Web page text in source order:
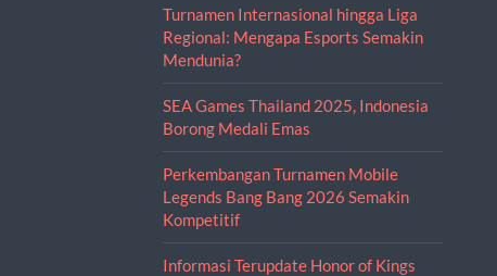
Turnamen Internasional hingga Liga
Regional: Mengapa Esports Semakin
Mendunia?
SEA Games Thailand 2025, Indonesia
Borong Medali Emas
Perkembangan Turnamen Mobile
Legends Bang Bang 2026 Semakin
Kompetitif
Informasi Terupdate Honor of Kings